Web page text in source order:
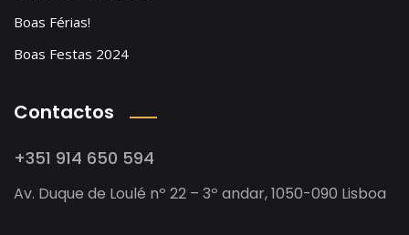
Boas Férias!
Boas Festas 2024
Contactos
+351 914 650 594
Av. Duque de Loulé nº 22 – 3º andar, 1050-090 Lisboa